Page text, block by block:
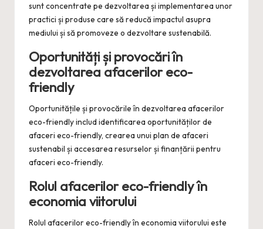
sunt concentrate pe dezvoltarea și implementarea unor
practici și produse care să reducă impactul asupra
mediului și să promoveze o dezvoltare sustenabilă.
Oportunități și provocări în
dezvoltarea afacerilor eco-
friendly
Oportunitățile și provocările în dezvoltarea afacerilor
eco-friendly includ identificarea oportunităților de
afaceri eco-friendly, crearea unui plan de afaceri
sustenabil și accesarea resurselor și finanțării pentru
afaceri eco-friendly.
Rolul afacerilor eco-friendly în
economia viitorului
Rolul afacerilor eco-friendly în economia viitorului este